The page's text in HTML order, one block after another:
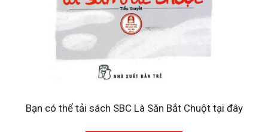
Bạn có thể tải sách SBC Là Săn Bắt Chuột tại đây